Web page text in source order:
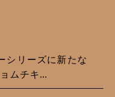
シリーズに新たな
ムチキ…